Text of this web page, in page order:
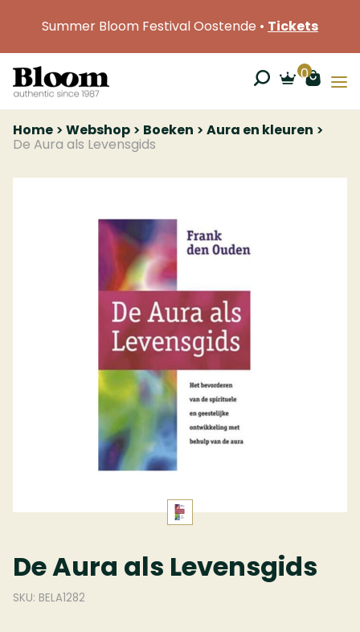
Summer Bloom Festival Oostende • Tickets
0
Home Webshop Boeken Aura en kleuren
De Aura als Levensgids
De Aura als Levensgids
SKU: BELA1282